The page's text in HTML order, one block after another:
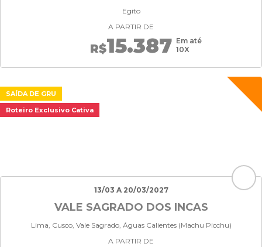
Egito
A PARTIR DE
R$15.387 Em até
10X
SAÍDA DE GRU
Roteiro Exclusivo Cativa
13/03 A 20/03/2027
VALE SAGRADO DOS INCAS
Lima, Cusco, Vale Sagrado, Águas Calientes (Machu Picchu)
A PARTIR DE